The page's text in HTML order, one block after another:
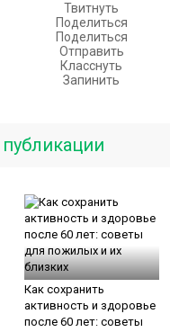
Твитнуть
Поделиться
Поделиться
Отправить
Класснуть
Запинить
Как сохранить
активность и здоровье
после 60 лет: советы